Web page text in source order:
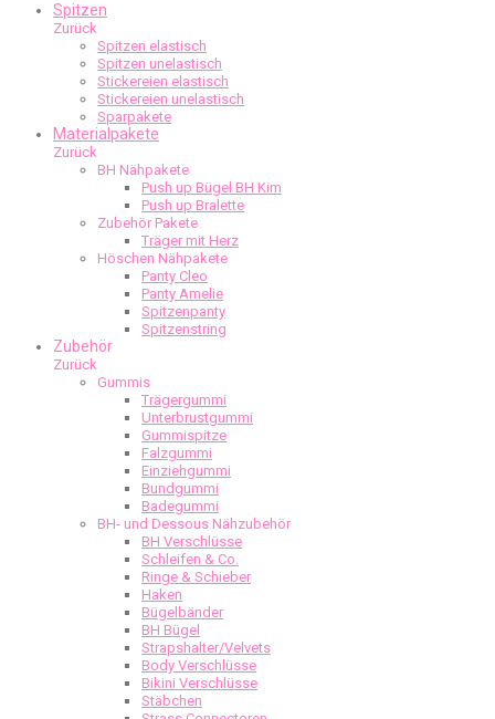
Spitzen
Zurück
Spitzen elastisch
Spitzen unelastisch
Stickereien elastisch
Stickereien unelastisch
Sparpakete
Materialpakete
Zurück
BH Nähpakete
Push up Bügel BH Kim
Push up Bralette
Zubehör Pakete
Träger mit Herz
Höschen Nähpakete
Panty Cleo
Panty Amelie
Spitzenpanty
Spitzenstring
Zubehör
Zurück
Gummis
Trägergummi
Unterbrustgummi
Gummispitze
Falzgummi
Einziehgummi
Bundgummi
Badegummi
BH- und Dessous Nähzubehör
BH Verschlüsse
Schleifen & Co.
Ringe & Schieber
Haken
Bügelbänder
BH Bügel
Strapshalter/Velvets
Body Verschlüsse
Bikini Verschlüsse
Stäbchen